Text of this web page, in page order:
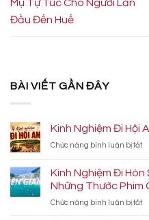
Mụ Tự Túc Cho Người Lần
Đầu Đến Huế
BÀI VIẾT GẦN ĐÂY
Kinh Nghiệm Đi Hội
Chức năng bình luận bị tắtở
An
Kinh Nghiệm Đi Hòn
Những Thước Phim
Chức năng bình luận bị tắtở